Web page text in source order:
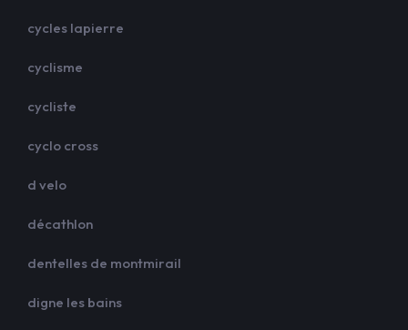
cycles lapierre
cyclisme
cycliste
cyclo cross
d velo
décathlon
dentelles de montmirail
digne les bains